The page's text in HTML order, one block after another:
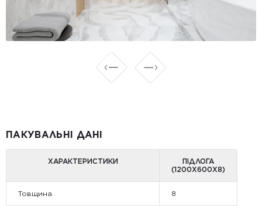
ПАКУВАЛЬНІ ДАНІ
ХАРАКТЕРИСТИКИ
ПІДЛОГА
(1200Х600Х8)
Товщина 8